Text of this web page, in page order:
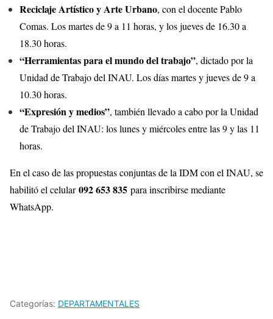
Reciclaje Artístico y Arte Urbano, con el docente Pablo
Comas. Los martes de 9 a 11 horas, y los jueves de 16.30 a
18.30 horas.
“Herramientas para el mundo del trabajo”, dictado por la
Unidad de Trabajo del INAU. Los días martes y jueves de 9 a
10.30 horas.
“Expresión y medios”, también llevado a cabo por la Unidad
de Trabajo del INAU: los lunes y miércoles entre las 9 y las 11
horas.
En el caso de las propuestas conjuntas de la IDM con el INAU, se
habilitó el celular092 653 835 para inscribirse mediante
WhatsApp.
Categorías: DEPARTAMENTALES